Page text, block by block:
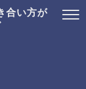
合い方が